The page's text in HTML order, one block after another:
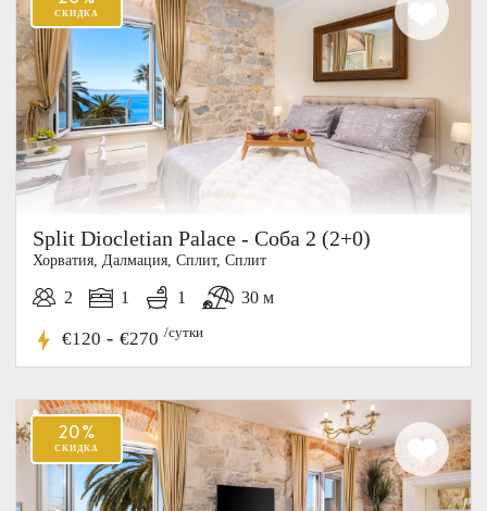
10%
СКИДКА
Split Diocletian Palace - Соба 2 (2+0)
Хорватия, Далмация, Cплит, Сплит
2 1 1 30 м
€120 - €270 /сутки